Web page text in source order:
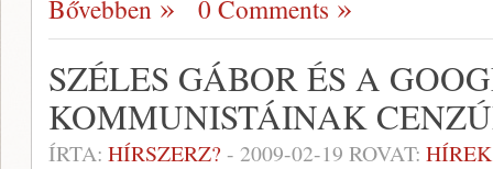
Bővebben 0 Comments
SZÉLES GÁBOR ÉS A
KOMMUNISTÁINAK
ÍRTA: HÍRSZERZ? - 2009-02-19 ROVAT: